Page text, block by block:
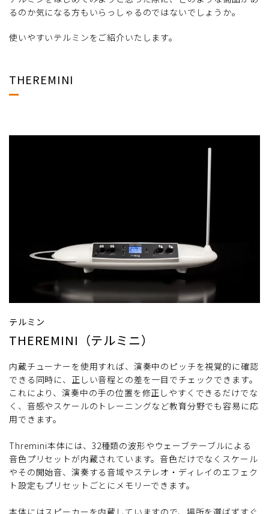
るのか気になる方もいらっしゃるのではないでしょうか。
使いやすいテルミンをご紹介いたします。
THEREMINI
テルミン
THEREMINI（テルミニ）
内蔵チューナーを使用すれば、演奏中のピッチを視覚的に確認
できる同時に、正しい音程との差を一目でチェックできます。
これにより、演奏中の手の位置を修正しやすくできるだけでな
く、音感やスケールのトレーニングなど教育分野でも容易に応
用できます。
Thremini本体には、32種類の波形やウェーブテーブルによる
音色プリセットが内蔵されています。音色だけでなくスケール
やその開始音、演奏する音域やステレオ・ディレイのエフェク
ト設定もプリセットごとにメモリーできます。
本体にはスピーカーを内蔵していますので、場所を選ばずすぐ